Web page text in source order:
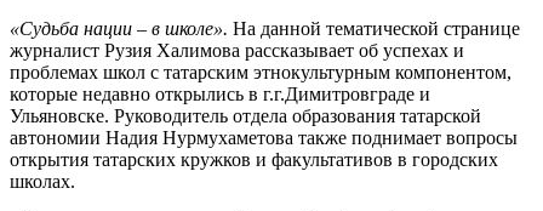
«Судьба нации – в школе». На данной тематической странице
журналист Рузия Халимова рассказывает об успехах и
проблемах школ с татарским этнокультурным компонентом,
которые недавно открылись в г.г.Димитровграде и
Ульяновске. Руководитель отдела образования татарской
автономии Надия Нурмухаметова также поднимает вопросы
открытия татарских кружков и факультативов в городских
школах.